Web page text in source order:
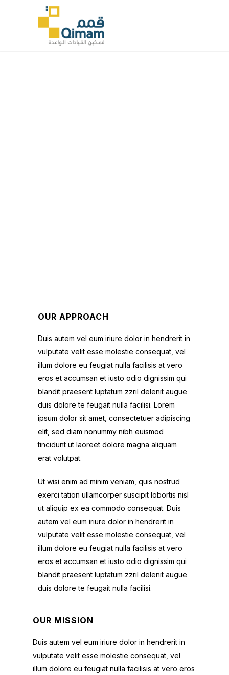
OUR APPROACH
Duis autem vel eum iriure dolor in hendrerit in
vulputate velit esse molestie consequat, vel
illum dolore eu feugiat nulla facilisis at vero
eros et accumsan et iusto odio dignissim qui
blandit praesent luptatum zzril delenit augue
duis dolore te feugait nulla facilisi. Lorem
ipsum dolor sit amet, consectetuer adipiscing
elit, sed diam nonummy nibh euismod
tincidunt ut laoreet dolore magna aliquam
erat volutpat.
Ut wisi enim ad minim veniam, quis nostrud
exerci tation ullamcorper suscipit lobortis nisl
ut aliquip ex ea commodo consequat. Duis
autem vel eum iriure dolor in hendrerit in
vulputate velit esse molestie consequat, vel
illum dolore eu feugiat nulla facilisis at vero
eros et accumsan et iusto odio dignissim qui
blandit praesent luptatum zzril delenit augue
duis dolore te feugait nulla facilisi.
OUR MISSION
Duis autem vel eum iriure dolor in hendrerit in
vulputate velit esse molestie consequat, vel
illum dolore eu feugiat nulla facilisis at vero eros